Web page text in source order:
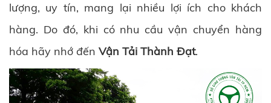
lượng, uy tín, mang lại nhiều lợi ích cho khách
hàng. Do đó, khi có nhu cầu vận chuyển hàng
hóa hãy nhớ đến Vận Tải Thành Đạt.